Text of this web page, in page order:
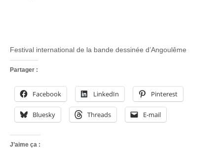
Festival international de la bande dessinée d’Angoulême
Partager :
Facebook LinkedIn Pinterest
Bluesky Threads E-mail
J’aime ça :